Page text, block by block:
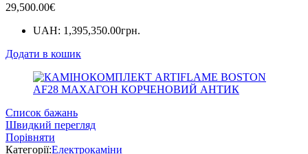
29,500.00€
UAH: 1,395,350.00грн.
Додати в кошик
Список бажань
Швидкий перегляд
Порівняти
Категорії:Електрокаміни